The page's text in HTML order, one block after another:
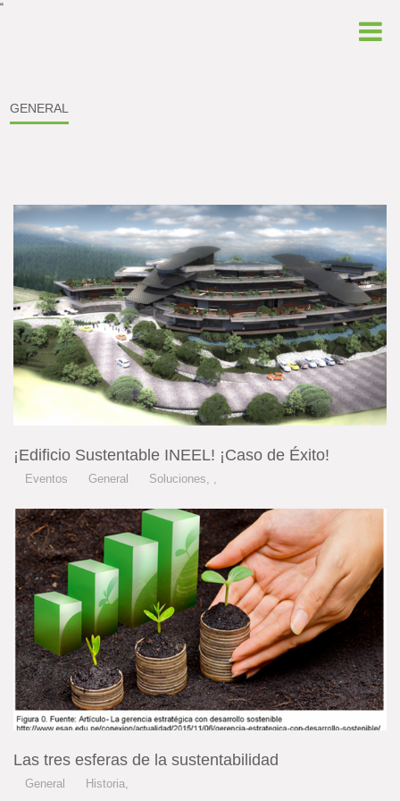
“
GENERAL
¡Edificio Sustentable INEEL! ¡Caso de Éxito!
Eventos ,
General ,
Soluciones
Las tres esferas de la sustentabilidad
General Historia